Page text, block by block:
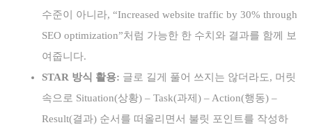
수준이 아니라, “Increased website traffic by 30% through
SEO optimization”처럼 가능한 한 수치와 결과를 함께 보
여줍니다.
STAR 방식 활용: 글로 길게 풀어 쓰지는 않더라도, 머릿
속으로 Situation(상황) – Task(과제) – Action(행동) –
Result(결과) 순서를 떠올리면서 불릿 포인트를 작성하